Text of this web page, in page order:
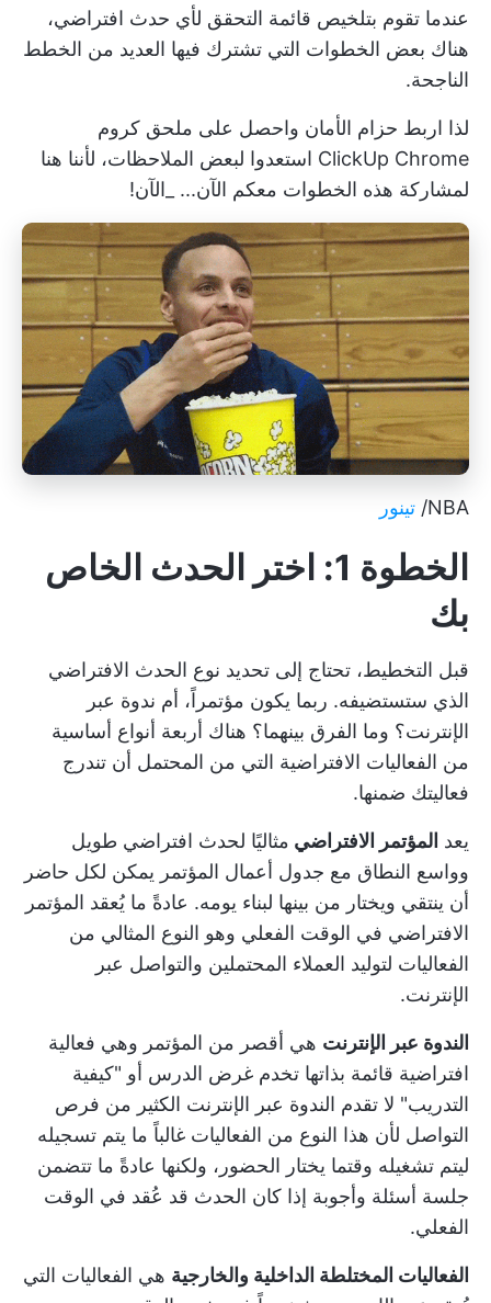
عندما تقوم بتلخيص قائمة التحقق لأي حدث افتراضي،
هناك بعض الخطوات التي تشترك فيها العديد من الخطط
الناجحة.
لذا اربط حزام الأمان واحصل على ملحق كروم
ClickUp Chrome استعدوا لبعض الملاحظات، لأننا هنا
لمشاركة هذه الخطوات معكم الآن... _الآن!
NBA/ تينور
الخطوة 1: اختر الحدث الخاص
بك
قبل التخطيط، تحتاج إلى تحديد نوع الحدث الافتراضي
الذي ستستضيفه. ربما يكون مؤتمراً، أم ندوة عبر
الإنترنت؟ وما الفرق بينهما؟ هناك أربعة أنواع أساسية
من الفعاليات الافتراضية التي من المحتمل أن تندرج
فعاليتك ضمنها.
يعد المؤتمر الافتراضي مثاليًا لحدث افتراضي طويل
وواسع النطاق مع جدول أعمال المؤتمر يمكن لكل حاضر
أن ينتقي ويختار من بينها لبناء يومه. عادةً ما يُعقد المؤتمر
الافتراضي في الوقت الفعلي وهو النوع المثالي من
الفعاليات لتوليد العملاء المحتملين والتواصل عبر
الإنترنت.
الندوة عبر الإنترنت هي أقصر من المؤتمر وهي فعالية
افتراضية قائمة بذاتها تخدم غرض الدرس أو "كيفية
التدريب" لا تقدم الندوة عبر الإنترنت الكثير من فرص
التواصل لأن هذا النوع من الفعاليات غالباً ما يتم تسجيله
ليتم تشغيله وقتما يختار الحضور، ولكنها عادةً ما تتضمن
جلسة أسئلة وأجوبة إذا كان الحدث قد عُقد في الوقت
الفعلي.
الفعاليات المختلطة الداخلية والخارجية هي الفعاليات التي